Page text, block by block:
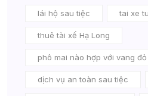
lái hộ sau tiệc tai xe
thuê tài xế Hạ Long
phô mai nào hợp với vang đỏ
dịch vụ an toàn sau tiệc